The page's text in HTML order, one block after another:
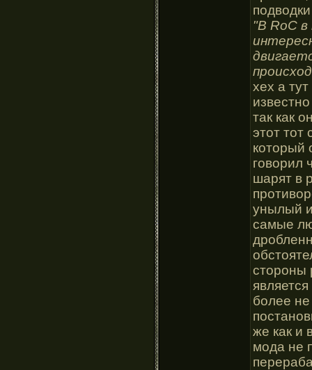
"В RoC
хех а
так как
этот тот
который
говорил
шарят в
унылый
самые
стороны
более
же как и
мода не